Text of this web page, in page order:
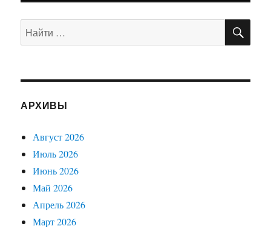
Искать:
АРХИВЫ
Август 2026
Июль 2026
Июнь 2026
Май 2026
Апрель 2026
Март 2026